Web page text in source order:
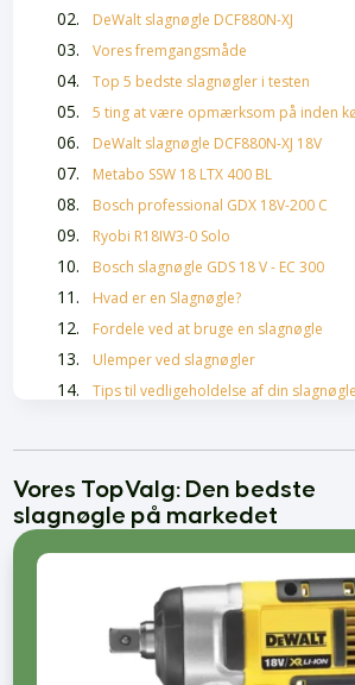
DeWalt slagnøgle DCF880N-XJ
Vores fremgangsmåde
Top 5 bedste slagnøgler i testen
5 ting at være opmærksom på inden
DeWalt slagnøgle DCF880N-XJ 18V
Metabo SSW 18 LTX 400 BL
Bosch professional GDX 18V-200 C
Ryobi R18IW3-0 Solo
Bosch slagnøgle GDS 18 V - EC 300
Hvad er en Slagnøgle?
Fordele ved at bruge en slagnøgle
Ulemper ved slagnøgler
Tips til vedligeholdelse af din slagnøgle
Hårolie bedst i test
Skælshampoo Bedst i Test
Bedste Krøllecremer
Vores TopValg: Den bedste
slagnøgle på markedet